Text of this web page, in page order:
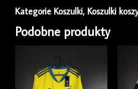
Champion
Alonzo
Mourning
#33
Kategorie Koszulki, Koszulki
Podobne produkty